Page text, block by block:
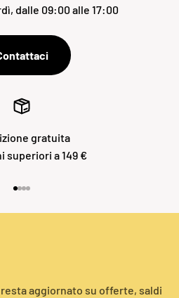
dalle 09:00 alle 17:00
gratuita
superiori a 149 €
aggiornato su offerte, saldi